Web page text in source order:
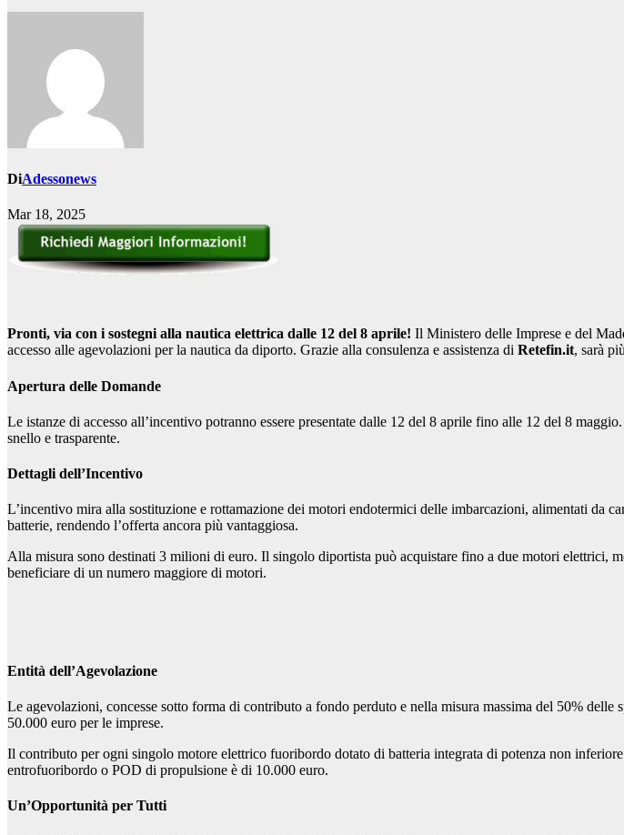
DiAdessonews
Mar 18, 2025
Pronti, via con i sostegni alla nautica elettrica dalle 12 del 8 aprile! Il Ministero delle Imprese e del
accesso alle agevolazioni per la nautica da diporto. Grazie alla consulenza e assistenza di Retefin.it, sarà
Apertura delle Domande
Le istanze di accesso all’incentivo potranno essere presentate dalle 12 del 8 aprile fino alle 12 del 8
snello e trasparente.
Dettagli dell’Incentivo
L’incentivo mira alla sostituzione e rottamazione dei motori endotermici delle imbarcazioni, alimentati da
batterie, rendendo l’offerta ancora più vantaggiosa.
Alla misura sono destinati 3 milioni di euro. Il singolo diportista può acquistare fino a due motori elettrici,
beneficiare di un numero maggiore di motori.
Entità dell’Agevolazione
Le agevolazioni, concesse sotto forma di contributo a fondo perduto e nella misura massima del 50%
50.000 euro per le imprese.
Il contributo per ogni singolo motore elettrico fuoribordo dotato di batteria integrata di potenza non
entrofuoribordo o POD di propulsione è di 10.000 euro.
Un’Opportunità per Tutti